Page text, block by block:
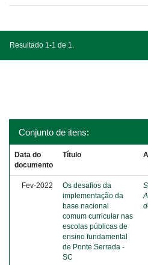
Resultado 1-1 de 1.
Conjunto de itens:
Data do
documento
Título
Fev-2022
Os desafios da
implementação da
base nacional
comum curricular nas
escolas públicas de
ensino fundamental
de Ponte Serrada -
SC